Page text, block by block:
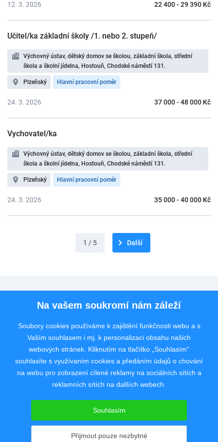
22 400 - 29 390 Kč
12. 3. 2026
Učitel/ka základní školy /1. nebo 2. stupeň/
Výchovný ústav, dětský domov se školou, základní škola, střední
škola a školní jídelna, Hostouň, Chodské náměstí 131.
Plzeňský Hlavní pracovní poměr
37 000 - 48 000 Kč
24. 3. 2026
Vychovatel/ka
Výchovný ústav, dětský domov se školou, základní škola, střední
škola a školní jídelna, Hostouň, Chodské náměstí 131.
Plzeňský Hlavní pracovní poměr
35 000 - 40 000 Kč
24. 3. 2026
1 / 5 Další
Copyright © 2008 - 2026 JobSystem s.r.o.
Zásady ochrany soukromí |Upravit nastavení
Pro uchazeče
Rychlý kontakt
Na vašem soukromí nám záleží
Soubory cookies používáme k zajištění funkčnosti webu a s
Vaším souhlasem i mj. k personalizaci obsahu našich
webových stránek. Kliknutím na tlačítko „Souhlasím“
souhlasíte s využívaním cookies a předáním údajů o chování
na webu pro zobrazení cílené reklamy na sociálních sítích a
reklamních sítích na dalších webech.
Souhlasím
Přijmout pouze nezbytné